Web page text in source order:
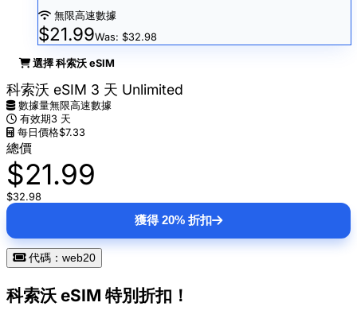
無限高速數據
$21.99Was: $32.98
選擇 科索沃 eSIM
科索沃 eSIM 3 天 Unlimited
數據量無限高速數據
有效期3 天
每日價格$7.33
總價
$21.99
$32.98
獲得 20% 折扣
代碼：web20
科索沃 eSIM 特別折扣！